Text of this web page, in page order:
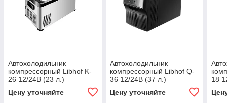
Автохолодильник
компрессорный Libhof K-
26 12/24В (23 л.)
Цену уточняйте
Автохолодильник
компрессорный Libhof Q-
36 12/24В (37 л.)
Цену уточняйте
18